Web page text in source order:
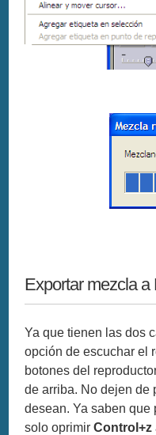
Exportar mezcla a
Ya que tienen las dos
opción de escuchar el
botones del
de arriba. No dejen de
desean. Ya saben que
solo oprimirControl+z